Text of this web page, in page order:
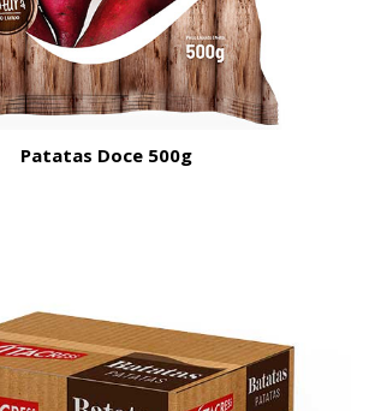
Patatas Doce 500g